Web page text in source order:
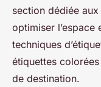
section dédiée
optimiser l’espace
techniques
étiquettes
de destination.